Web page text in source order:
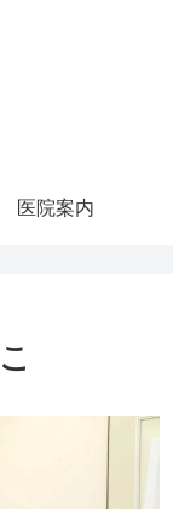
医院案内